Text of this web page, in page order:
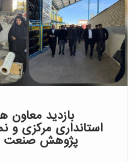
بازدید معاون
استانداری مرکزی و
پژوهش صنعت